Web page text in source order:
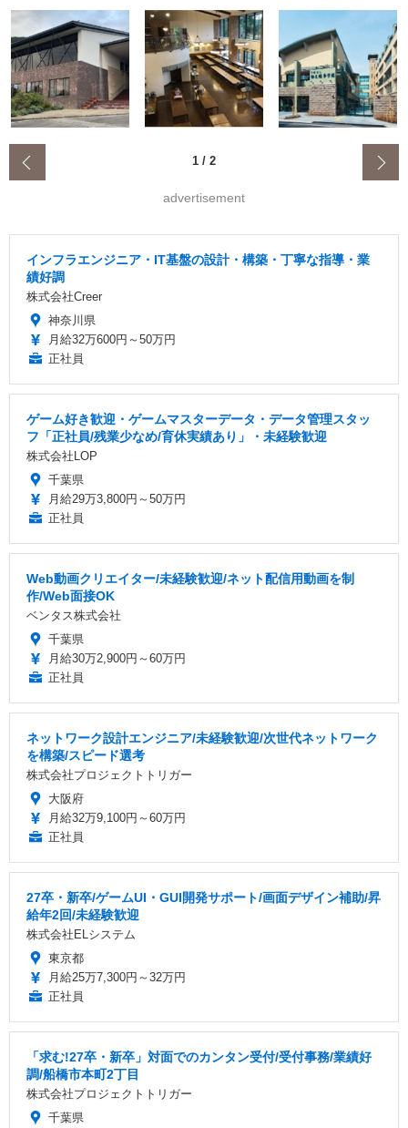
1 / 2
advertisement
インフラエンジニア・IT基盤の設計・構築・丁寧な指導・業
績好調
株式会社Creer
神奈川県
月給32万600円～50万円
正社員
ゲーム好き歓迎・ゲームマスターデータ・データ管理スタッ
フ「正社員/残業少なめ/育休実績あり」・未経験歓迎
株式会社LOP
千葉県
月給29万3,800円～50万円
正社員
Web動画クリエイター/未経験歓迎/ネット配信用動画を制
作/Web面接OK
ベンタス株式会社
千葉県
月給30万2,900円～60万円
正社員
ネットワーク設計エンジニア/未経験歓迎/次世代ネットワーク
を構築/スピード選考
株式会社プロジェクトトリガー
大阪府
月給32万9,100円～60万円
正社員
27卒・新卒/ゲームUI・GUI開発サポート/画面デザイン補助/昇
給年2回/未経験歓迎
株式会社ELシステム
東京都
月給25万7,300円～32万円
正社員
「求む!27卒・新卒」対面でのカンタン受付/受付事務/業績好
調/船橋市本町2丁目
株式会社プロジェクトトリガー
千葉県